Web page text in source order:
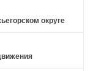
округе